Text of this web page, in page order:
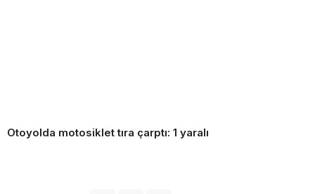
Otoyolda motosiklet tıra çarptı: 1 yaralı